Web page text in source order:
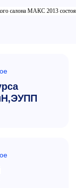
салона МАКС 2013